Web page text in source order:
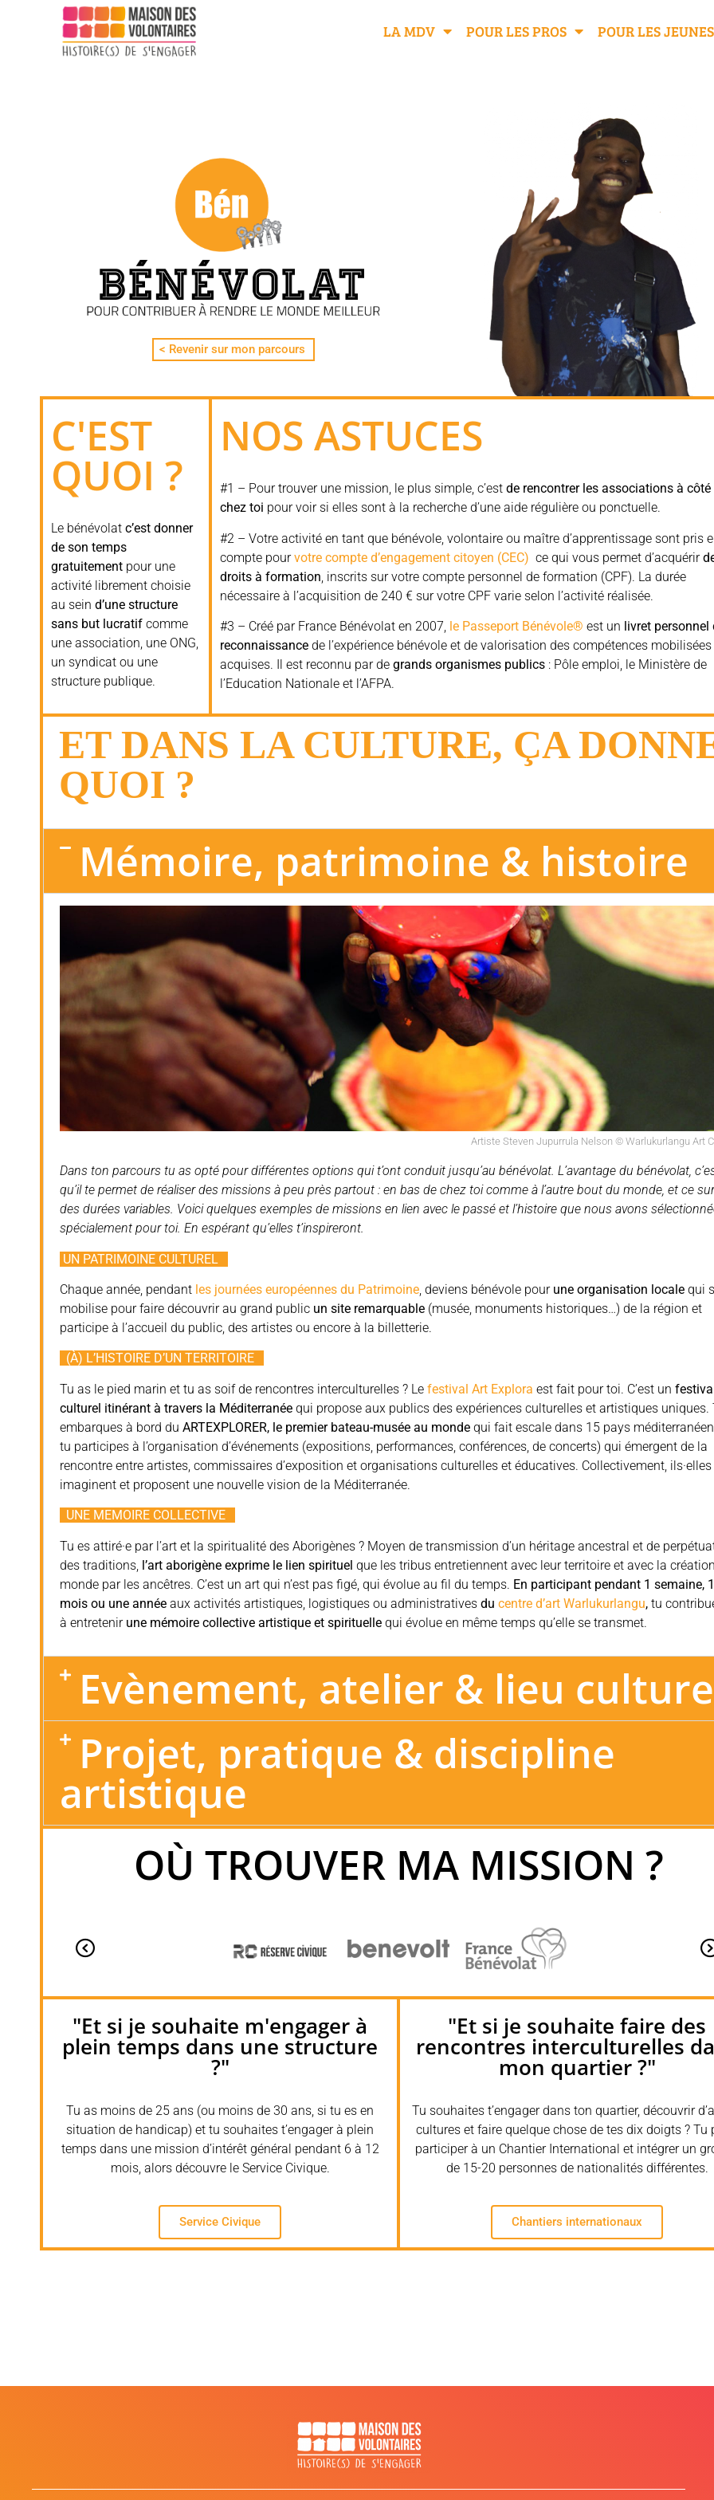
LA MDV POUR LES PROS POUR LES JEUNES
< Revenir sur mon parcours
C'EST
QUOI ?
Le bénévolat c’est donner
de son temps
gratuitement pour une
activité librement choisie
au sein d’une structure
sans but lucratif comme
une association, une ONG,
un syndicat ou une
structure publique.
NOS ASTUCES
#1 – Pour trouver une mission, le plus simple, c’estde rencontrer les associations à côté
chez toi pour voir si elles sont à la recherche d’une aide régulière ou ponctuelle.
#2 – Votre activité en tant que bénévole, volontaire ou maître d’apprentissage sont pris
compte pourvotre compte d’engagement citoyen (CEC) ce qui vous permet d’acquérir
droits à formation , inscrits sur votre compte personnel de formation (CPF). La durée
nécessaire à l’acquisition de 240 € sur votre CPF varie selon l’activité réalisée.
#3 – Créé par France Bénévolat en 2007, le Passeport Bénévole® est un livret personnel
reconnaissance de l’expérience bénévole et de valorisation des compétences
acquises. Il est reconnu par degrands organismes publics : Pôle emploi, le Ministère de
l’Education Nationale et l’AFPA.
ET DANS LA CULTURE, ÇA
QUOI ?
Mémoire, patrimoine & histoire
Artiste Steven Jupurrula Nelson © Warlukurlangu Art
Dans ton parcours tu as opté pour différentes options qui t’ont conduit jusqu’au bénévolat. L’avantage du bénévolat,
qu’il te permet de réaliser des missions à peu près partout : en bas de chez toi comme à l’autre bout du monde, et ce sur
des durées variables. Voici quelques exemples de missions en lien avec le passé et l’histoire que nous avons
spécialement pour toi. En espérant qu’elles t’inspireront.
UN PATRIMOINE CULTUREL
Chaque année, pendant les journées européennes du Patrimoine, deviens bénévole pour une organisation locale qui
mobilise pour faire découvrir au grand public un site remarquable (musée, monuments historiques…) de la région et
participe à l’accueil du public, des artistes ou encore à la billetterie.
(À) L’HISTOIRE D’UN TERRITOIRE
Tu as le pied marin et tu as soif de rencontres interculturelles ? Le festival Art Explora est fait pour toi. C’est un
culturel itinérant à travers la Méditerranée qui propose aux publics des expériences culturelles et artistiques uniques.
embarques à bord du ARTEXPLORER, le premier bateau-musée au monde qui fait escale dans 15 pays
tu participes à l’organisation d’événements (expositions, performances, conférences, de concerts) qui émergent de la
rencontre entre artistes, commissaires d’exposition et organisations culturelles et éducatives. Collectivement, ils·elles
imaginent et proposent une nouvelle vision de la Méditerranée.
UNE MEMOIRE COLLECTIVE
Tu es attiré·e par l’art et la spiritualité des Aborigènes ? Moyen de transmission d’un héritage ancestral et de
des traditions, l’art aborigène exprime le lien spirituel que les tribus entretiennent avec leur territoire et avec la
monde par les ancêtres. C’est un art qui n’est pas figé, qui évolue au fil du temps. En participant pendant 1 semaine, 1
mois ou une année aux activités artistiques, logistiques ou administratives du centre d’art Warlukurlangu, tu
à entretenir une mémoire collective artistique et spirituelle qui évolue en même temps qu’elle se transmet.
Evènement, atelier & lieu
Projet, pratique & discipline
artistique
OÙ TROUVER MA MISSION ?
"Et si je souhaite m'engager à
plein temps dans une structure
?"
Tu as moins de 25 ans (ou moins de 30 ans, si tu es en
situation de handicap) et tu souhaites t’engager à plein
temps dans une mission d’intérêt général pendant 6 à 12
mois, alors découvre le Service Civique.
Service Civique
"Et si je souhaite faire des
rencontres interculturelles
mon quartier ?"
Tu souhaites t’engager dans ton quartier, découvrir
cultures et faire quelque chose de tes dix doigts ? Tu
participer à un Chantier International et intégrer un
de 15-20 personnes de nationalités différentes.
Chantiers internationaux